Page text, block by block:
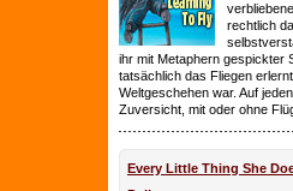
rechtlich
ihr mit Metaphern gespickter
tatsächlich das Fliegen
Weltgeschehen war. Auf
Zuversicht, mit oder ohne
Every Little Thing She